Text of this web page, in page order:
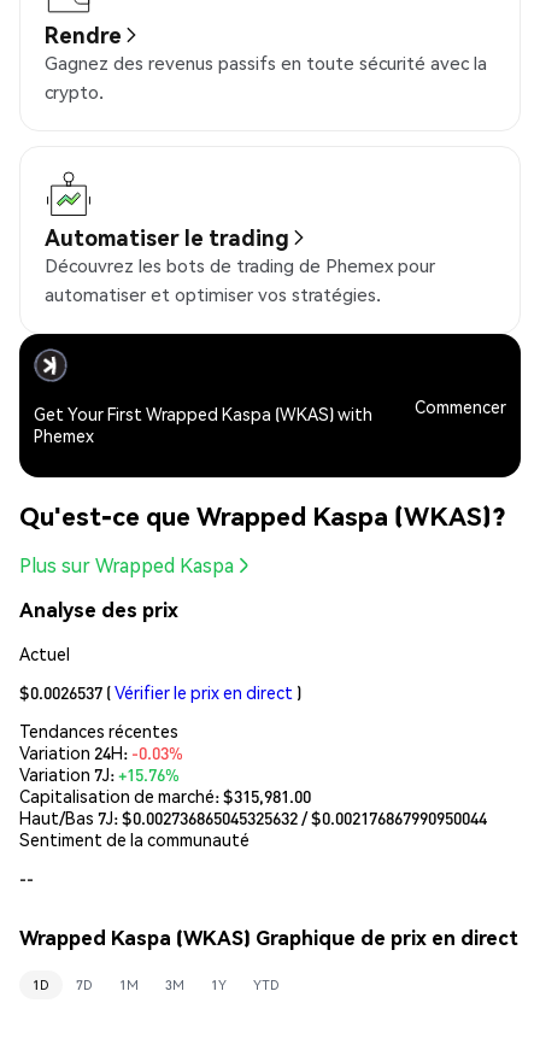
Rendre
Gagnez des revenus passifs en toute sécurité avec la
crypto.
Automatiser le trading
Découvrez les bots de trading de Phemex pour
automatiser et optimiser vos stratégies.
Get Your First Wrapped Kaspa (WKAS) with
Phemex
Commencer
Qu'est-ce que Wrapped Kaspa (WKAS)?
Plus sur Wrapped Kaspa
Analyse des prix
Actuel
$0.0026537 (Vérifier le prix en direct )
Tendances récentes
Variation 24H: -0.03%
Variation 7J:+15.76%
Capitalisation de marché:$315,981.00
Haut/Bas 7J: $0.002736865045325632/ $0.002176867990950044
Sentiment de la communauté
--
Wrapped Kaspa (WKAS) Graphique de prix en direct
1D 7D 1M 3M 1Y YTD